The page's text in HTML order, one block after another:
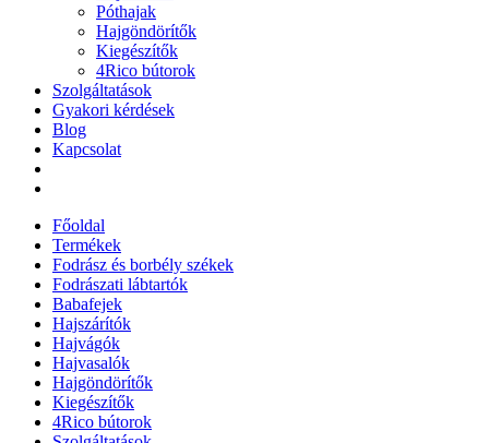
Póthajak
Hajgöndörítők
Kiegészítők
4Rico bútorok
Szolgáltatások
Gyakori kérdések
Blog
Kapcsolat
Főoldal
Termékek
Fodrász és borbély székek
Fodrászati lábtartók
Babafejek
Hajszárítók
Hajvágók
Hajvasalók
Hajgöndörítők
Kiegészítők
4Rico bútorok